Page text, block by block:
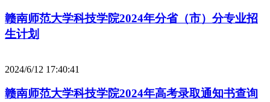
赣南师范大学科技学院2024年分省（市）分专业招
生计划
2024/6/12 17:40:41
赣南师范大学科技学院2024年高考录取通知书查询